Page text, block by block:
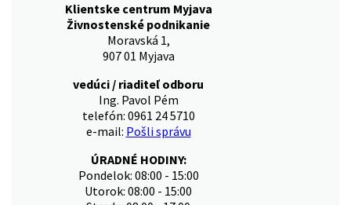
Klientske centrum Myjava
Živnostenské podnikanie
Moravská 1,
907 01 Myjava
vedúci / riaditeľ odboru
Ing. Pavol Pém
telefón: 0961 24 5710
e-mail: Pošli správu
ÚRADNÉ HODINY:
Pondelok: 08:00 - 15:00
Utorok: 08:00 - 15:00